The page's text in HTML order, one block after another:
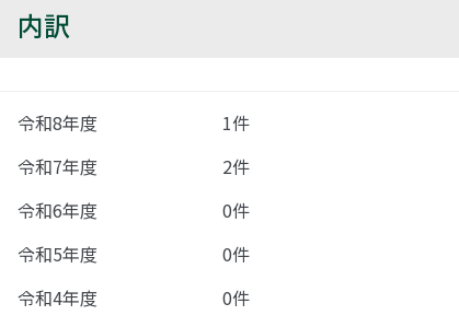
内訳
令和8年度
1件
令和7年度
2件
令和6年度
0件
令和5年度
0件
令和4年度
0件